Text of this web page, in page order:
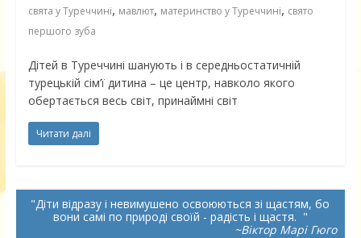
свята у Туреччині, мавлют, материнство у Туреччині, свято
першого зуба
Дітей в Туреччині шанують і в середньостатичній
турецькій сім’ї дитина – це центр, навколо якого
обертається весь світ, принаймні світ
Читати далі
Діти відразу і невимушено освоюються зі щастям, бо
вони самі по природі своїй - радість і щастя.
~Віктор Марі Гюго